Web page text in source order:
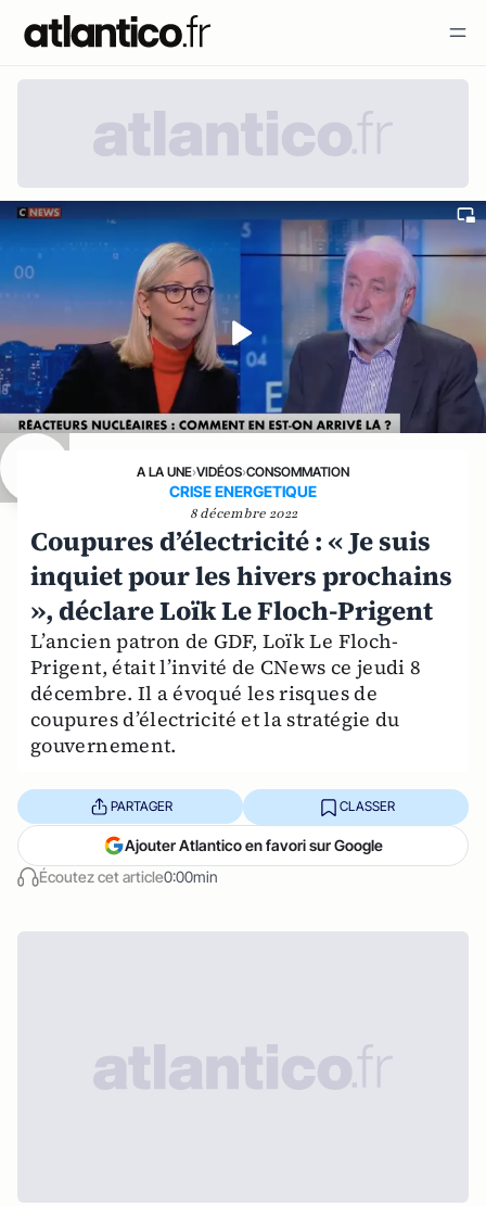
A LA UNE›VIDÉOS›CONSOMMATION
CRISE ENERGETIQUE
8 décembre 2022
Coupures d’électricité : « Je suis
inquiet pour les hivers prochains
», déclare Loïk Le Floch-Prigent
L’ancien patron de GDF, Loïk Le Floch-
Prigent, était l’invité de CNews ce jeudi 8
décembre. Il a évoqué les risques de
coupures d’électricité et la stratégie du
gouvernement.
Écoutez cet article0:00min
PARTAGER CLASSER
Ajouter Atlantico en favori sur Google